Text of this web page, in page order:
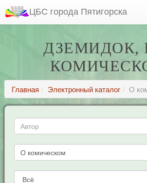
ЦБС города Пятигорска
ДЗЕМИДОК,
Главная Электронный каталог О